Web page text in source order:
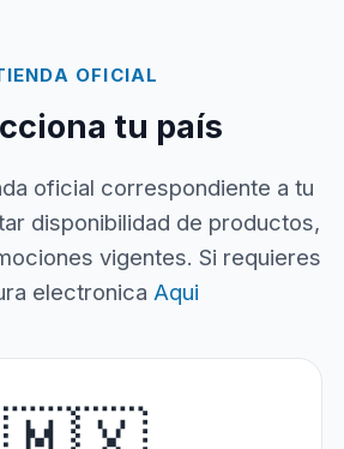
OFICIAL
tu país
oficial correspondiente a tu
disponibilidad de productos,
vigentes. Si requieres
electronica Aqui